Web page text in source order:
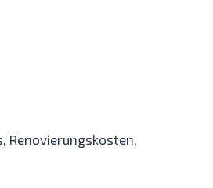
Renovierungskosten,